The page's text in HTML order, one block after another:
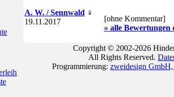
A. W. / Sennwald ♀
19.11.2017
[ohne Kommentar]
» alle Bewertungen
Copyright © 2002-2026
All Rights Reserved.
Programmierung: zweidesign